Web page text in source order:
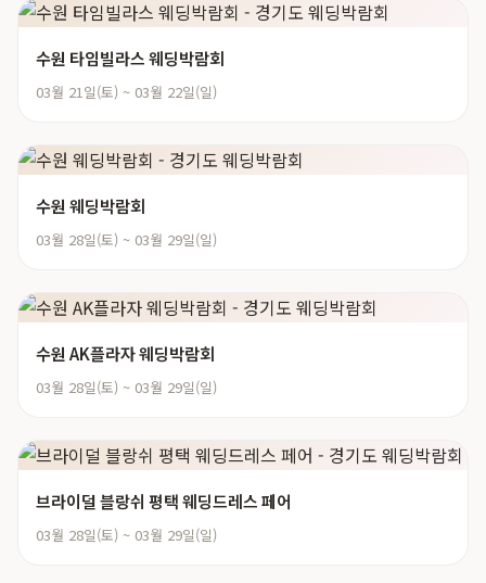
수원 타임빌라스 웨딩박람회
03월 21일(토) ~ 03월 22일(일)
수원 웨딩박람회
03월 28일(토) ~ 03월 29일(일)
수원 AK플라자 웨딩박람회
03월 28일(토) ~ 03월 29일(일)
브라이덜 블랑쉬 평택 웨딩드레스 페어
03월 28일(토) ~ 03월 29일(일)